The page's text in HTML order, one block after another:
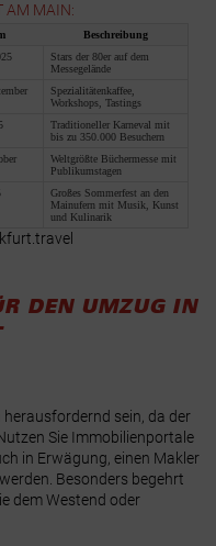
AM MAIN:
Beschreibung
Stars der 80er auf dem
Messegelände
Spezialitätenkaffee,
Workshops, Tastings
Traditioneller Karneval mit
bis zu 350.000 Besuchern
Weltgrößte Büchermesse mit
Publikumstagen
Großes Sommerfest an den
Mainufern mit Musik, Kunst
und Kulinarik
DEN UMZUG IN
sein, da der
Sie Immobilienportale
in Erwägung, einen Makler
Besonders begehrt
dem Westend oder